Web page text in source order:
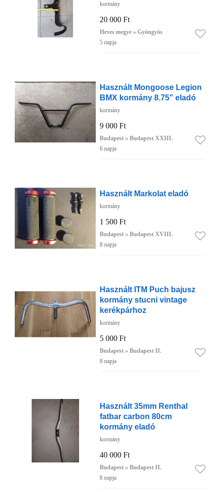
kormány
20 000 Ft
Heves megye » Gyöngyös
5 napja
Használt Mongoose Legion
BMX kormány 8.75" eladó
kormány
9 000 Ft
Budapest » Budapest XXIII.
6 napja
Használt Markolat eladó
kormány
1 500 Ft
Budapest » Budapest XVIII.
8 napja
Használt ITM Puch bajusz
kormány stucni vintage
kerékpárhoz
kormány
5 000 Ft
Budapest » Budapest II.
8 napja
Használt 35mm Renthal
fatbar carbon 80cm
kormány eladó
kormány
40 000 Ft
Budapest » Budapest II.
8 napja